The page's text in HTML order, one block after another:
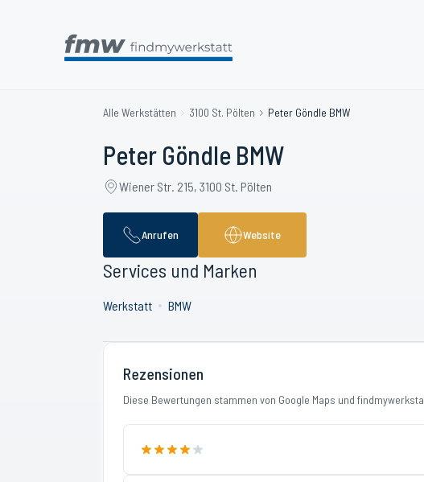
Alle Werkstätten 3100 St. Pölten Peter Göndle BMW
Peter Göndle BMW
Wiener Str. 215, 3100 St. Pölten
Anrufen Website
Services und Marken
Werkstatt BMW
Rezensionen
Diese Bewertungen stammen von Google Maps und